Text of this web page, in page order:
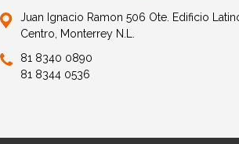
Juan Ignacio Ramon 506 Ote. Edificio
Centro, Monterrey N.L.
81 8340 0890
81 8344 0536